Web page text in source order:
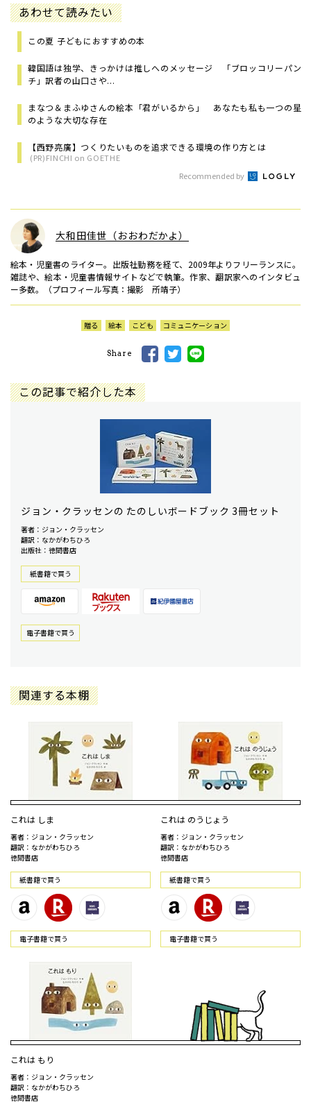
あわせて読みたい
この夏 子どもにおすすめの本
韓国語は独学、きっかけは推しへのメッセージ 「ブロッコリーパン
チ」訳者の山口さや...
まなつ＆まふゆさんの絵本「君がいるから」 あなたも私も一つの星
のような大切な存在
【西野亮廣】つくりたいものを追求できる環境の作り方とは
(PR)FINCHI on GOETHE
Recommended by
大和田佳世（おおわだかよ）
絵本・児童書のライター。出版社勤務を経て、2009年よりフリーランスに。
雑誌や、絵本・児童書情報サイトなどで執筆。作家、翻訳家へのインタビュ
ー多数。（プロフィール写真：撮影 所靖子）
贈る 絵本 こども コミュニケーション
Share
この記事で紹介した本
ジョン・クラッセンの たのしいボードブック 3冊セット
著者：ジョン・クラッセン
翻訳：なかがわちひろ
出版社：徳間書店
紙書籍で買う
電⼦書籍で買う
関連する本棚
これは しま
著者：ジョン・クラッセン
翻訳：なかがわちひろ
徳間書店
紙書籍で買う
電⼦書籍で買う
これは のうじょう
著者：ジョン・クラッセン
翻訳：なかがわちひろ
徳間書店
紙書籍で買う
電⼦書籍で買う
これは もり
著者：ジョン・クラッセン
翻訳：なかがわちひろ
徳間書店